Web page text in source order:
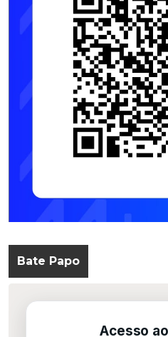
Bate Papo